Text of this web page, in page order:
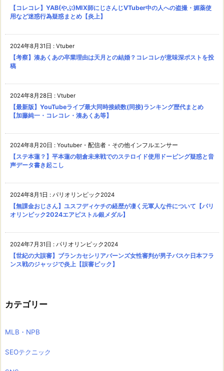
【コレコレ】YAB(やぶ)MIX師にじさんじVTuber中の人への盗撮・媚薬使
用など迷惑行為疑惑まとめ【炎上】
2024年8月31日 : Vtuber
【考察】湊あくあの卒業理由は天月との結婚？コレコレが意味深ポストを投
稿
2024年8月28日 : Vtuber
【最新版】YouTubeライブ最大同時接続数(同接)ランキング歴代まとめ
【加藤純一・コレコレ・湊あくあ等】
2024年8月20日 : Youtuber・配信者・その他インフルエンサー
【ステ本蓮？】平本蓮の朝倉未来戦でのステロイド使用ドーピング疑惑と音
声データ書き起こし
2024年8月1日 : パリオリンピック2024
【無課金おじさん】ユスフディケチの経歴が凄く元軍人な件について【パリ
オリンピック2024エアピストル銀メダル】
2024年7月31日 : パリオリンピック2024
【世紀の大誤審】ブランカセシリアバーンズ女性審判が男子バスケ日本フラ
ンス戦のジャッジで炎上【誤審ピック】
カテゴリー
MLB・NPB
SEOテクニック